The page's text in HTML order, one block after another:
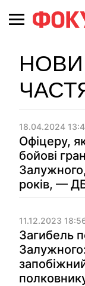
18.04.2024
Офіцеру,
бойові
років, —
11.12.2023
Загибель